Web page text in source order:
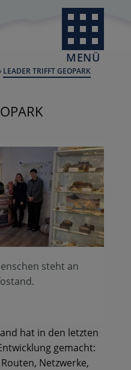
MENÜ
CURRENT:
LEADER TRIFFT GEOPARK
steht an
hat in den letzten
gemacht:
Netzwerke,